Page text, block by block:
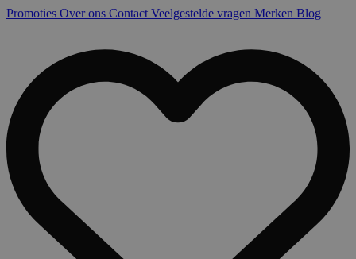
Promoties Over ons Contact Veelgestelde vragen Merken Blog